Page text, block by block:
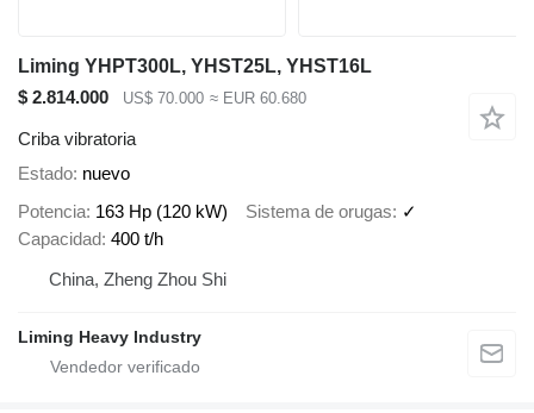
Liming YHPT300L, YHST25L, YHST16L
$ 2.814.000
US$ 70.000 ≈ EUR 60.680
Criba vibratoria
Estado nuevo
Potencia 163 Hp (120 kW) Sistema de orugas
✓
Capacidad 400 t/h
China, Zheng Zhou Shi
Liming Heavy Industry